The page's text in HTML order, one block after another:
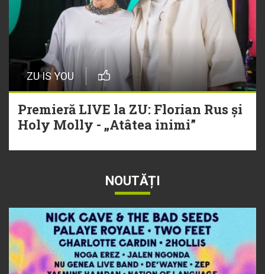
ZU IS YOU
Premieră LIVE la ZU: Florian Rus și
Holy Molly - „Atâtea inimi”
NOUTĂȚI